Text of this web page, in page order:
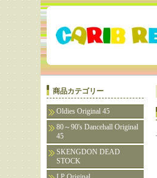
商品カテゴリー
Oldies Original 45
80～90's Dancehall Original
45
SKENGDON DEAD
STOCK